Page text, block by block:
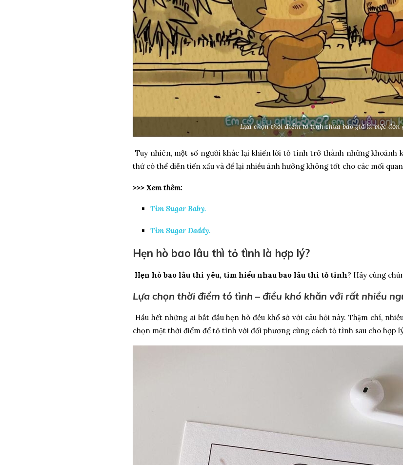
Lựa chọn thời điểm tỏ tình chưa bao giờ là việc đơn
Tuy nhiên, một số người khác lại khiến lời tỏ tình trở thành những khoảnh
thứ có thể diễn tiến xấu và để lại nhiều ảnh hưởng không tốt cho các mối quan
>>> Xem thêm:
Tìm Sugar Baby.
Tìm Sugar Daddy.
Hẹn hò bao lâu thì tỏ tình là hợp lý?
Hẹn hò bao lâu thì yêu, tìm hiểu nhau bao lâu thì tỏ tình? Hãy cùng
Lựa chọn thời điểm tỏ tình – điều khó khăn với rất nhiều
Hầu hết những ai bắt đầu hẹn hò đều khổ sở với câu hỏi này. Thậm chí,
chọn một thời điểm để tỏ tình với đối phương cùng cách tỏ tình sau cho hợp